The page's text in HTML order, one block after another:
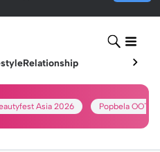
Relationship
Asia 2026 Popbela OOTD